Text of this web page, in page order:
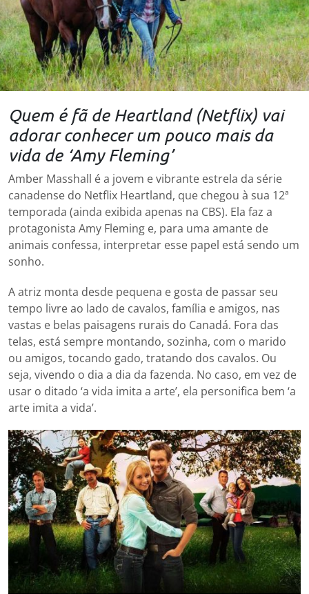
Quem é fã de Heartland (Netflix) vai
adorar conhecer um pouco mais da
vida de ‘Amy Fleming’
Amber Masshall é a jovem e vibrante estrela da série
canadense do Netflix Heartland, que chegou à sua 12ª
temporada (ainda exibida apenas na CBS). Ela faz a
protagonista Amy Fleming e, para uma amante de
animais confessa, interpretar esse papel está sendo um
sonho.
A atriz monta desde pequena e gosta de passar seu
tempo livre ao lado de cavalos, família e amigos, nas
vastas e belas paisagens rurais do Canadá. Fora das
telas, está sempre montando, sozinha, com o marido
ou amigos, tocando gado, tratando dos cavalos. Ou
seja, vivendo o dia a dia da fazenda. No caso, em vez de
usar o ditado ‘a vida imita a arte’, ela personifica bem ‘a
arte imita a vida’.